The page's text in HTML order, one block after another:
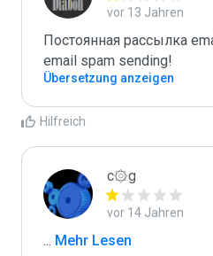
vor 13 Jahren
Постоянная рассылка
email spam sending!
Übersetzung anzeigen
Hilfreich
c۞g
vor 14 Jahren
... Mehr Lesen